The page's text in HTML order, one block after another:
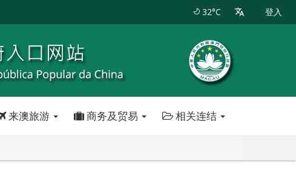
32°C 登入
来澳旅游 商务及贸易 相关连结